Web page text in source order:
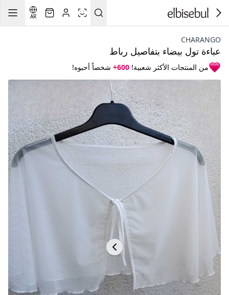
AR
CHARANGO
عباءة تول بيضاء بتفاصيل رباط
من المنتجات الأكثر شعبية! 600+ شخصاً أحبوه!